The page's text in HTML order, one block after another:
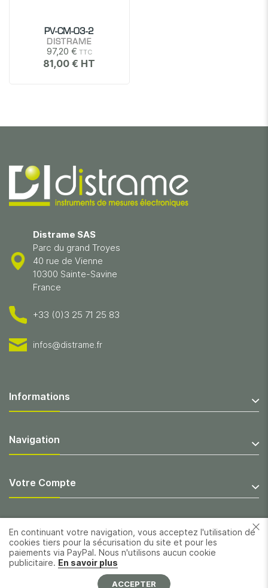
En continuant votre navigation, vous acceptez l'utilisation de
cookies tiers pour la sécurisation du site et pour les
paiements via PayPal. Nous n'utilisons aucun cookie
publicitaire. En savoir plus
ACCEPTER
PV-CM-03-2
DISTRAME
97,20 €
81,00 €
Distrame SAS
Parc du grand Troyes
40 rue de Vienne
10300 Sainte-Savine
France
+33 (0)3 25 71 25 83
infos@distrame.fr
Informations
Navigation
Votre Compte